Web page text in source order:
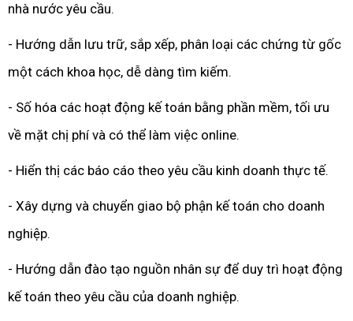
nhà nước yêu cầu.
- Hướng dẫn lưu trữ, sắp xếp, phân loại các chứng từ gốc
một cách khoa học, dễ dàng tìm kiếm.
- Số hóa các hoạt động kế toán bằng phần mềm, tối ưu
về mặt chị phí và có thể làm việc online.
- Hiển thị các báo cáo theo yêu cầu kinh doanh thực tế.
- Xây dựng và chuyển giao bộ phận kế toán cho doanh
nghiệp.
- Hướng dẫn đào tạo nguồn nhân sự để duy trì hoạt động
kế toán theo yêu cầu của doanh nghiệp.